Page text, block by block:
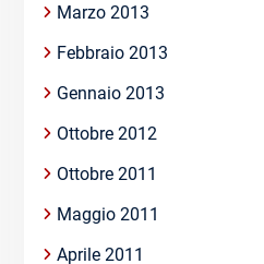
Marzo 2013
Febbraio 2013
Gennaio 2013
Ottobre 2012
Ottobre 2011
Maggio 2011
Aprile 2011